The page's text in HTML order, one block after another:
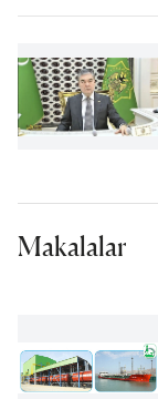
Makalalar